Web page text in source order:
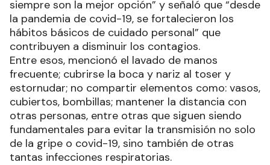
siempre son la mejor opción” y señaló que “desde
la pandemia de covid-19, se fortalecieron los
hábitos básicos de cuidado personal” que
contribuyen a disminuir los contagios.
Entre esos, mencionó el lavado de manos
frecuente; cubrirse la boca y nariz al toser y
estornudar; no compartir elementos como: vasos,
cubiertos, bombillas; mantener la distancia con
otras personas, entre otras que siguen siendo
fundamentales para evitar la transmisión no solo
de la gripe o covid-19, sino también de otras
tantas infecciones respiratorias.